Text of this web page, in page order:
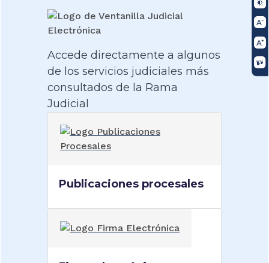
Accede directamente a algunos
de los servicios judiciales más
consultados de la Rama
Judicial
Publicaciones procesales